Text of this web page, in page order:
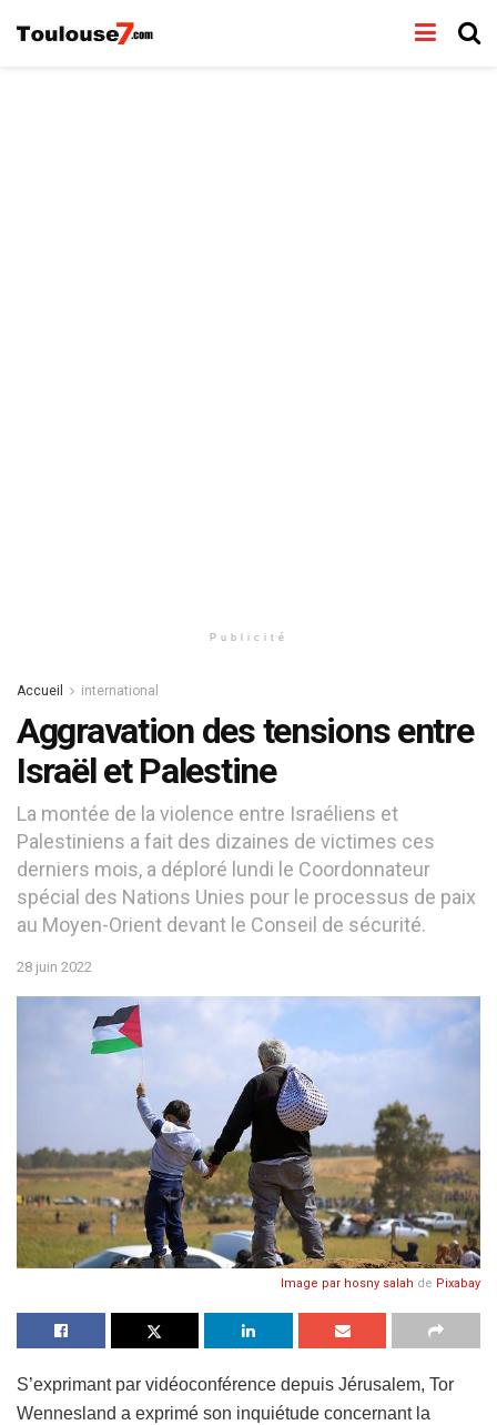
Publicité
Accueil international
Aggravation des tensions entre
Israël et Palestine
La montée de la violence entre Israéliens et
Palestiniens a fait des dizaines de victimes ces
derniers mois, a déploré lundi le Coordonnateur
spécial des Nations Unies pour le processus de paix
au Moyen-Orient devant le Conseil de sécurité.
28 juin 2022
Image par hosny salah de Pixabay
S’exprimant par vidéoconférence depuis Jérusalem, Tor
Wennesland a exprimé son inquiétude concernant la